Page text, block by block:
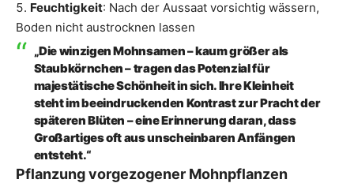
Feuchtigkeit: Nach der Aussaat vorsichtig wässern,
Boden nicht austrocknen lassen
„Die winzigen Mohnsamen – kaum größer als
Staubkörnchen – tragen das Potenzial für
majestätische Schönheit in sich. Ihre Kleinheit
steht im beeindruckenden Kontrast zur Pracht der
späteren Blüten – eine Erinnerung daran, dass
Großartiges oft aus unscheinbaren Anfängen
entsteht.“
Pflanzung vorgezogener Mohnpflanzen